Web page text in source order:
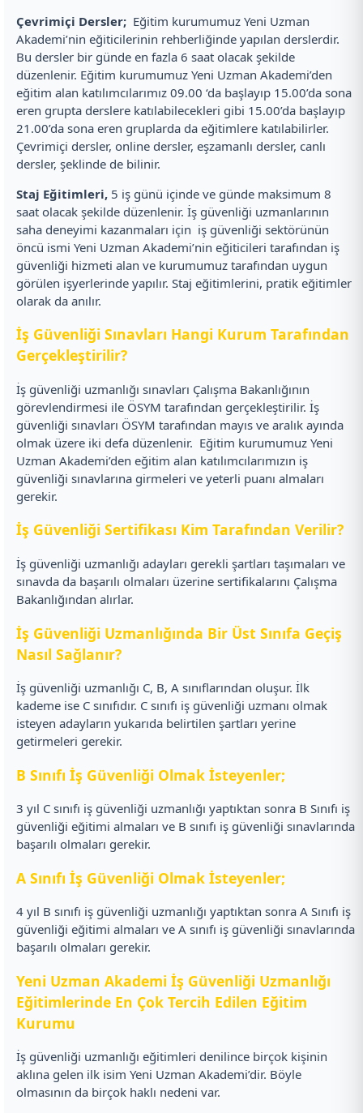
Çevrimiçi Dersler; Eğitim kurumumuz Yeni Uzman
Akademi’nin eğiticilerinin rehberliğinde yapılan derslerdir.
Bu dersler bir günde en fazla 6 saat olacak şekilde
düzenlenir. Eğitim kurumumuz Yeni Uzman Akademi’den
eğitim alan katılımcılarımız 09.00 ‘da başlayıp 15.00’da sona
eren grupta derslere katılabilecekleri gibi 15.00’da başlayıp
21.00’da sona eren gruplarda da eğitimlere katılabilirler.
Çevrimiçi dersler, online dersler, eşzamanlı dersler, canlı
dersler, şeklinde de bilinir.
Staj Eğitimleri, 5 iş günü içinde ve günde maksimum 8
saat olacak şekilde düzenlenir. İş güvenliği uzmanlarının
saha deneyimi kazanmaları için iş güvenliği sektörünün
öncü ismi Yeni Uzman Akademi’nin eğiticileri tarafından iş
güvenliği hizmeti alan ve kurumumuz tarafından uygun
görülen işyerlerinde yapılır. Staj eğitimlerini, pratik eğitimler
olarak da anılır.
İş Güvenliği Sınavları Hangi Kurum Tarafından
Gerçekleştirilir?
İş güvenliği uzmanlığı sınavları Çalışma Bakanlığının
görevlendirmesi ile ÖSYM tarafından gerçekleştirilir. İş
güvenliği sınavları ÖSYM tarafından mayıs ve aralık ayında
olmak üzere iki defa düzenlenir. Eğitim kurumumuz Yeni
Uzman Akademi’den eğitim alan katılımcılarımızın iş
güvenliği sınavlarına girmeleri ve yeterli puanı almaları
gerekir.
İş Güvenliği Sertifikası Kim Tarafından Verilir?
İş güvenliği uzmanlığı adayları gerekli şartları taşımaları ve
sınavda da başarılı olmaları üzerine sertifikalarını Çalışma
Bakanlığından alırlar.
İş Güvenliği Uzmanlığında Bir Üst Sınıfa Geçiş
Nasıl Sağlanır?
İş güvenliği uzmanlığı C, B, A sınıflarından oluşur. İlk
kademe ise C sınıfıdır. C sınıfı iş güvenliği uzmanı olmak
isteyen adayların yukarıda belirtilen şartları yerine
getirmeleri gerekir.
B Sınıfı İş Güvenliği Olmak İsteyenler;
3 yıl C sınıfı iş güvenliği uzmanlığı yaptıktan sonra B Sınıfı iş
güvenliği eğitimi almaları ve B sınıfı iş güvenliği sınavlarında
başarılı olmaları gerekir.
A Sınıfı İş Güvenliği Olmak İsteyenler;
4 yıl B sınıfı iş güvenliği uzmanlığı yaptıktan sonra A Sınıfı iş
güvenliği eğitimi almaları ve A sınıfı iş güvenliği sınavlarında
başarılı olmaları gerekir.
Yeni Uzman Akademi İş Güvenliği Uzmanlığı
Eğitimlerinde En Çok Tercih Edilen Eğitim
Kurumu
İş güvenliği uzmanlığı eğitimleri denilince birçok kişinin
aklına gelen ilk isim Yeni Uzman Akademi’dir. Böyle
olmasının da birçok haklı nedeni var.